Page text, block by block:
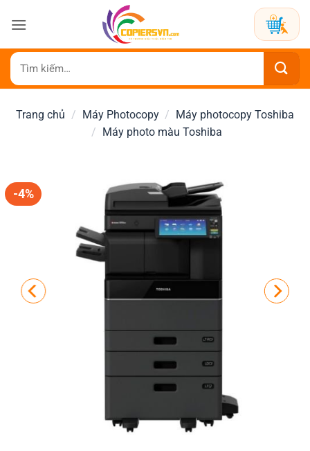
qua
dung
Tìm
kiếm:
Trang chủ / Máy Photocopy / Máy photocopy Toshiba
/ Máy photo màu Toshiba
-4%